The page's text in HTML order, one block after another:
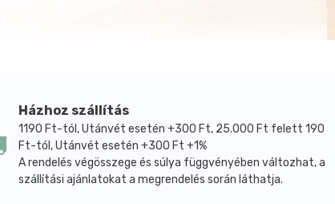
Házhoz szállítás
1190 Ft-tól, Utánvét esetén +300 Ft, 25.000 Ft felett 190
Ft-tól, Utánvét esetén +300 Ft +1%
A rendelés végösszege és súlya függvényében változhat, a
szállítási ajánlatokat a megrendelés során láthatja.